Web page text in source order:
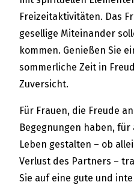
Freizeitaktivitäten. Das
gesellige Miteinander
kommen. Genießen Sie
sommerliche Zeit in
Zuversicht.
Für Frauen, die Freude
Begegnungen haben,
Leben gestalten – ob
Verlust des Partners –
Sie auf eine gute und